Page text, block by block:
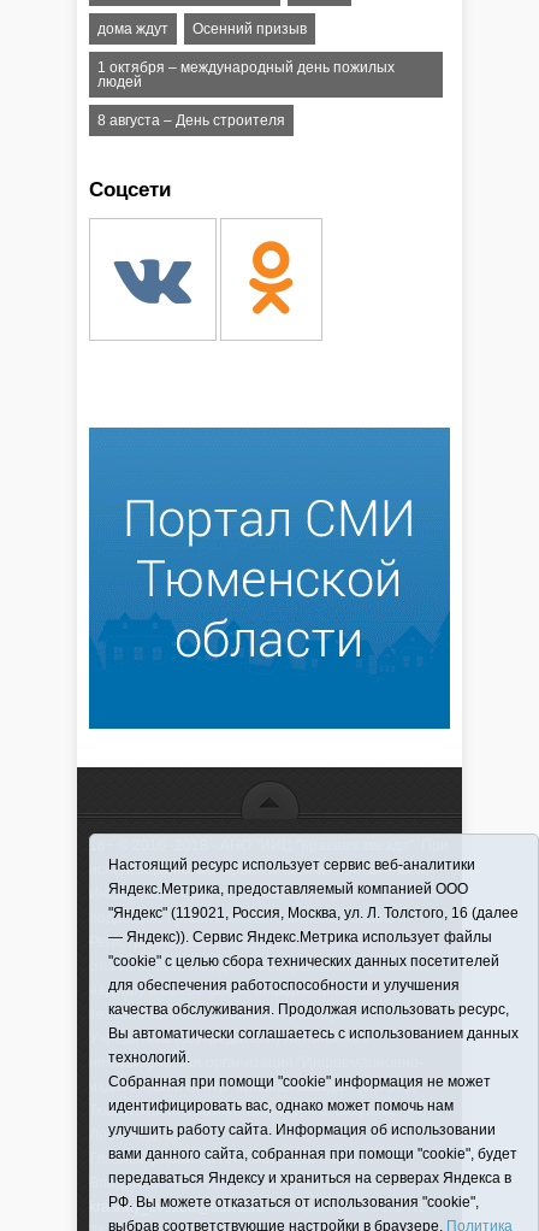
дома ждут Осенний призыв
1 октября – международный день пожилых
людей
8 августа – День строителя
Соцсети
использовании материалов ссылка обязательна
Информационная лента выходит при финансовой
поддержке правительства Тюменской области
Регистрационный номер СМИ ЭЛ № ФС 77-66066
от 10.06. 2016 г. выдано Федеральной службой по
надзору в сфере связи, информационных
технологий и массовых коммуникаций.
Учредитель (соучредители) Автономная
некоммерческая организация "Информационно-
издательский центр "Красная звезда"" (627570,
Тюменская обл., Викуловский р-н, с. Викулово, ул.
Ленина, д. 5).
Главный редактор Антюхова Светлана
Владимировна. Адрес электронной почты:
krasnay_zvezda@obl72.ruТелефон: 2-42-32; 2-41-
Настоящий ресурс использует сервис веб-аналитики
Яндекс.Метрика, предоставляемый компанией ООО
"Яндекс" (119021, Россия, Москва, ул. Л. Толстого, 16 (далее
— Яндекс)). Сервис Яндекс.Метрика использует файлы
"cookie" с целью сбора технических данных посетителей
для обеспечения работоспособности и улучшения
качества обслуживания. Продолжая использовать ресурс,
Вы автоматически соглашаетесь с использованием данных
технологий.
Собранная при помощи "cookie" информация не может
идентифицировать вас, однако может помочь нам
улучшить работу сайта. Информация об использовании
вами данного сайта, собранная при помощи "cookie", будет
передаваться Яндексу и храниться на серверах Яндекса в
РФ. Вы можете отказаться от использования "cookie",
выбрав соответствующие настройки в браузере. Политика